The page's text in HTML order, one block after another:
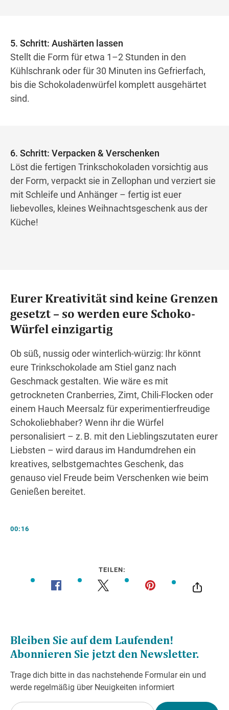
5. Schritt: Aushärten lassen
Stellt die Form für etwa 1–2 Stunden in den
Kühlschrank oder für 30 Minuten ins Gefrierfach,
bis die Schokoladenwürfel komplett ausgehärtet
sind.
6. Schritt: Verpacken & Verschenken
Löst die fertigen Trinkschokoladen vorsichtig aus
der Form, verpackt sie in Zellophan und verziert sie
mit Schleife und Anhänger – fertig ist euer
liebevolles, kleines Weihnachtsgeschenk aus der
Küche!
Eurer Kreativität sind keine Grenzen
gesetzt – so werden eure Schoko-
Würfel einzigartig
Ob süß, nussig oder winterlich-würzig: Ihr könnt
eure Trinkschokolade am Stiel ganz nach
Geschmack gestalten. Wie wäre es mit
getrockneten Cranberries, Zimt, Chili-Flocken oder
einem Hauch Meersalz für experimentierfreudige
Schokoliebhaber? Wenn ihr die Würfel
personalisiert – z. B. mit den Lieblingszutaten eurer
Liebsten – wird daraus im Handumdrehen ein
kreatives, selbstgemachtes Geschenk, das
genauso viel Freude beim Verschenken wie beim
Genießen bereitet.
00:16
TEILEN: